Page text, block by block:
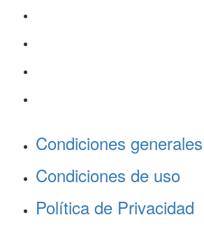
Condiciones generales
Condiciones de uso
Política de Privacidad